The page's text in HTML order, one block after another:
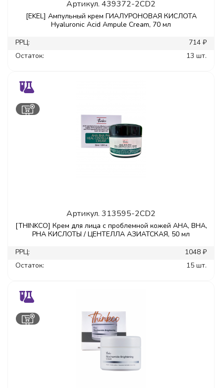
Артикул. 439372-2CD2
[EKEL] Ампульный крем ГИАЛУРОНОВАЯ КИСЛОТА
Hyaluronic Acid Ampule Cream, 70 мл
РРЦ:
714 ₽
Остаток:
13 шт.
Артикул. 313595-2CD2
[THINKCO] Крем для лица с проблемной кожей AHA, BHA,
PHA КИСЛОТЫ / ЦЕНТЕЛЛА АЗИАТСКАЯ, 50 мл
РРЦ:
1048 ₽
Остаток:
15 шт.